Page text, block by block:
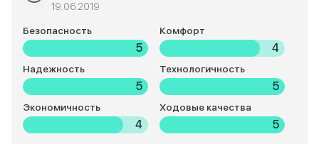
19.06.2019
Безопасность
5
Комфорт
4
Надежность
5
Технологичность
5
Экономичность
4
Ходовые качества
5